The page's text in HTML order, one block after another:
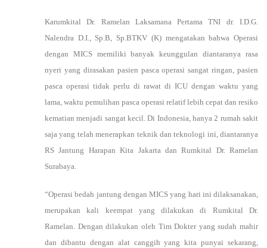
Karumkital Dr. Ramelan Laksamana Pertama TNI dr. I.D.G.
Nalendra D.I., Sp.B, Sp.BTKV (K) mengatakan bahwa Operasi
dengan MICS memiliki banyak keunggulan diantaranya rasa
nyeri yang dirasakan pasien pasca operasi sangat ringan, pasien
pasca operasi tidak perlu di rawat di ICU dengan waktu yang
lama, waktu pemulihan pasca operasi relatif lebih cepat dan resiko
kematian menjadi sangat kecil. Di Indonesia, hanya 2 rumah sakit
saja yang telah menerapkan teknik dan teknologi ini, diantaranya
RS Jantung Harapan Kita Jakarta dan Rumkital Dr. Ramelan
Surabaya.
“Operasi bedah jantung dengan MICS yang hari ini dilaksanakan,
merupakan kali keempat yang dilakukan di Rumkital Dr.
Ramelan. Dengan dilakukan oleh Tim Dokter yang sudah mahir
dan dibantu dengan alat canggih yang kita punyai sekarang,